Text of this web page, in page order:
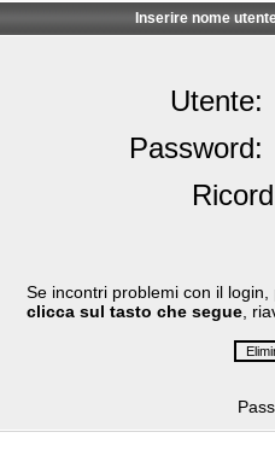
Inserire nome
Utente:
Password:
Se incontri problemi con il
clicca sul tasto che segue ,